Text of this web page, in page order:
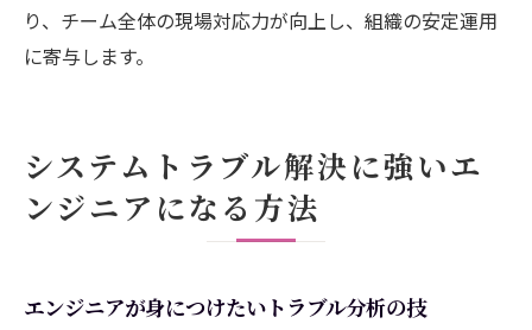
り、チーム全体の現場対応力が向上し、組織の安定運用
に寄与します。
システムトラブル解決に強いエ
ンジニアになる方法
エンジニアが身につけたいトラブル分析の技